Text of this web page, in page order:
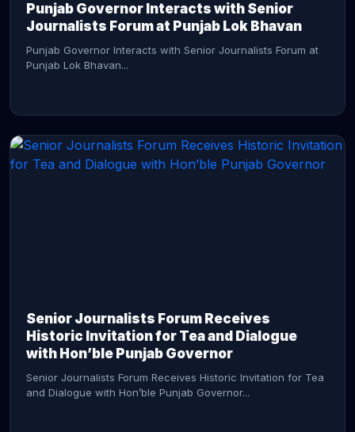
Punjab Governor Interacts with Senior
Journalists Forum at Punjab Lok Bhavan
Punjab Governor Interacts with Senior Journalists Forum at
Punjab Lok Bhavan...
Senior Journalists Forum Receives
Historic Invitation for Tea and Dialogue
with Hon’ble Punjab Governor
Senior Journalists Forum Receives Historic Invitation for Tea
and Dialogue with Hon’ble Punjab Governor...